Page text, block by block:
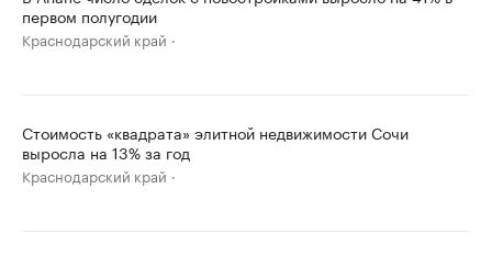
первом полугодии
Краснодарский край
Стоимость «квадрата» элитной недвижимости Сочи
выросла на 13% за год
Краснодарский край